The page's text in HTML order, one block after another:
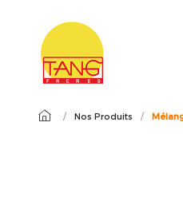
/ Nos Produits /